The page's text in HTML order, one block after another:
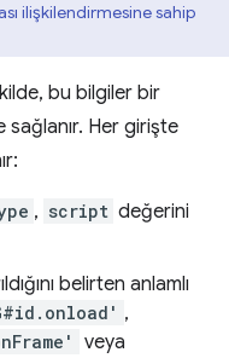
ilişkilendirmesine sahip
bu bilgiler bir
sağlanır. Her girişte
, script değerini
belirten anlamlı
,
veya